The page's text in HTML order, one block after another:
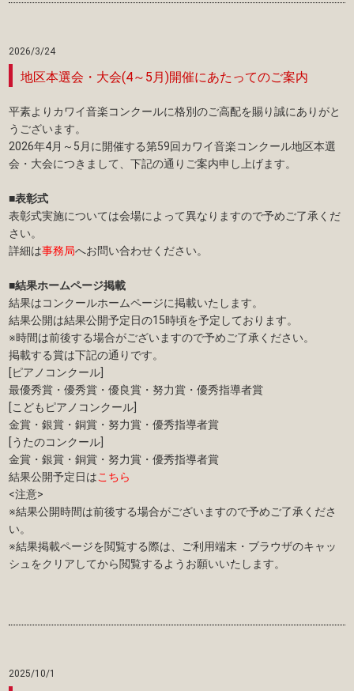
2026/3/24
地区本選会・大会(4～5月)開催にあたってのご案内
平素よりカワイ音楽コンクールに格別のご高配を賜り誠にありがと
うございます。
2026年4月～5月に開催する第59回カワイ音楽コンクール地区本選
会・大会につきまして、下記の通りご案内申し上げます。
■表彰式
表彰式実施については会場によって異なりますので予めご了承くだ
さい。
詳細は事務局へお問い合わせください。
■結果ホームページ掲載
結果はコンクールホームページに掲載いたします。
結果公開は結果公開予定日の15時頃を予定しております。
※時間は前後する場合がございますので予めご了承ください。
掲載する賞は下記の通りです。
[ピアノコンクール]
最優秀賞・優秀賞・優良賞・努力賞・優秀指導者賞
[こどもピアノコンクール]
金賞・銀賞・銅賞・努力賞・優秀指導者賞
[うたのコンクール]
金賞・銀賞・銅賞・努力賞・優秀指導者賞
結果公開予定日はこちら
<注意>
※結果公開時間は前後する場合がございますので予めご了承くださ
い。
※結果掲載ページを閲覧する際は、ご利用端末・ブラウザのキャッ
シュをクリアしてから閲覧するようお願いいたします。
2025/10/1